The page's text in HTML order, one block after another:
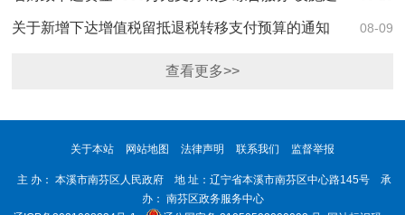
设 助力公共服务水平提升 08-09
关于新增下达增值税留抵退税转移支付预算的通知
查看更多>>
关于本站 网站地图 法律声明 联系我们 监督举报
主 办： 本溪市南芬区人民政府 地 址：辽宁省本溪市南芬区中心路145号 承
办： 南芬区政务服务中心